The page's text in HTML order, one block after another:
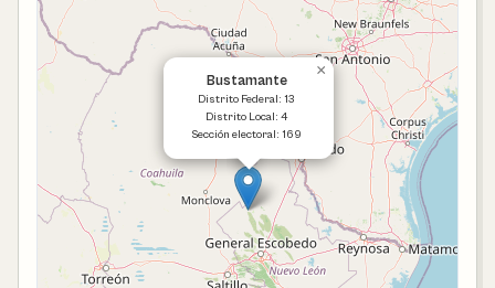
Bustamante
Distrito Federal: 13
Distrito Local: 4
Sección electoral: 169
×